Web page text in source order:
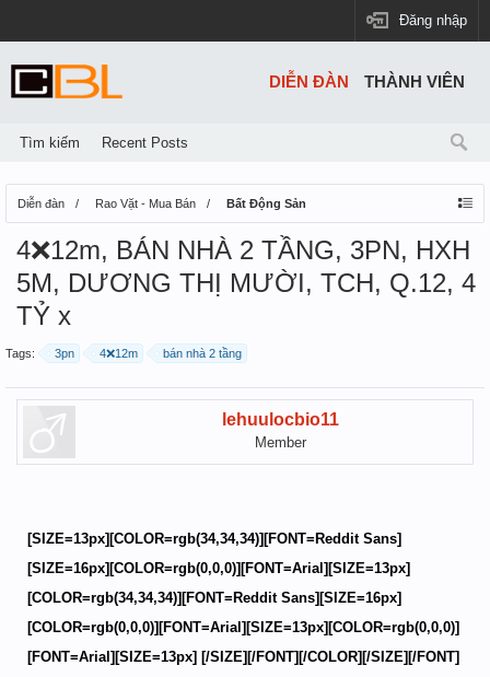
Đăng nhập
Diễn đàn Rao Vặt - Mua Bán Bất Động Sản
4❌12m, BÁN NHÀ 2 TẦNG, 3PN, HXH
5M, DƯƠNG THỊ MƯỜI, TCH, Q.12, 4
TỶ x
Tags: 3pn 4❌12m bán nhà 2 tầng
lehuulocbio11
Member
[SIZE=13px][COLOR=rgb(34,34,34)][FONT=Reddit Sans]
[SIZE=16px][COLOR=rgb(0,0,0)][FONT=Arial][SIZE=13px]
[COLOR=rgb(34,34,34)][FONT=Reddit Sans][SIZE=16px]
[COLOR=rgb(0,0,0)][FONT=Arial][SIZE=13px][COLOR=rgb(0,0,0)]
[FONT=Arial][SIZE=13px] [/SIZE][/FONT][/COLOR][/SIZE][/FONT]
DIỄN ĐÀN
Tìm kiếm Recent Posts
THÀNH VIÊN